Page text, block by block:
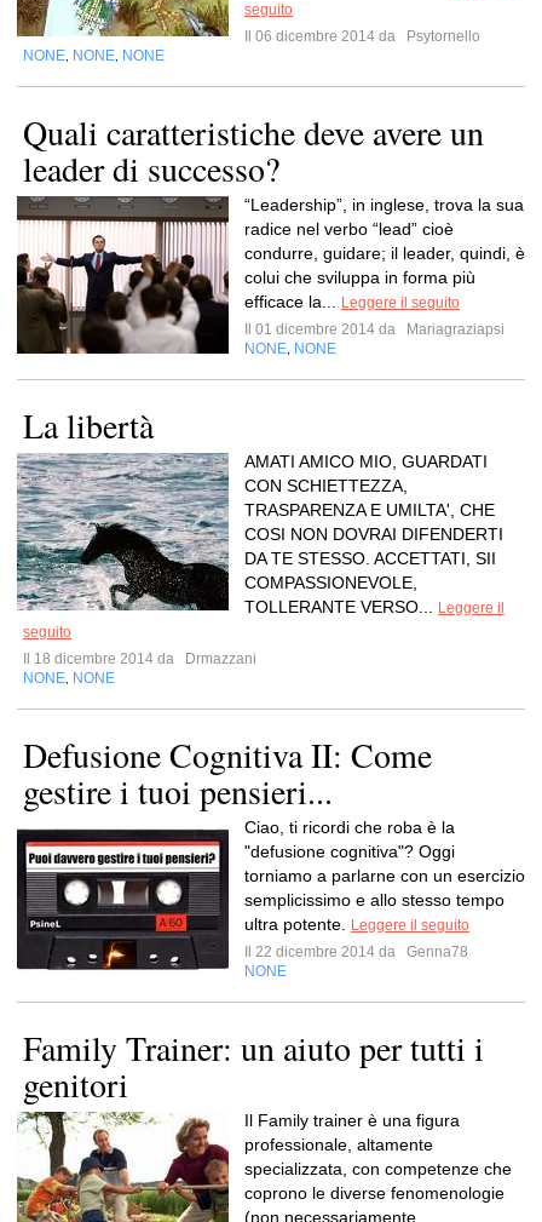
seguito
Il 06 dicembre 2014 da
Psytornello
NONE NONE NONE
Quali caratteristiche deve avere un
leader di successo?
“Leadership”, in inglese, trova la sua
radice nel verbo “lead” cioè
condurre, guidare; il leader, quindi, è
colui che sviluppa in forma più
efficace la...
Leggere il seguito
Il 01 dicembre 2014 da
Mariagraziapsi
NONE NONE
La libertà
AMATI AMICO MIO, GUARDATI
CON SCHIETTEZZA,
TRASPARENZA E UMILTA', CHE
COSI NON DOVRAI DIFENDERTI
DA TE STESSO. ACCETTATI, SII
COMPASSIONEVOLE,
TOLLERANTE VERSO...
Leggere il
seguito
Il 18 dicembre 2014 da
Drmazzani
NONE NONE
Defusione Cognitiva II: Come
gestire i tuoi pensieri...
Ciao, ti ricordi che roba è la
"defusione cognitiva"? Oggi
torniamo a parlarne con un esercizio
semplicissimo e allo stesso tempo
ultra potente.
Leggere il seguito
Il 22 dicembre 2014 da
Genna78
NONE
Family Trainer: un aiuto per tutti i
genitori
Il Family trainer è una figura
professionale, altamente
specializzata, con competenze che
coprono le diverse fenomenologie
(non necessariamente